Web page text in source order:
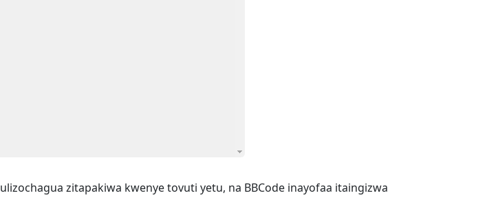
zitapakiwa kwenye tovuti yetu, na BBCode inayofaa itaingizwa